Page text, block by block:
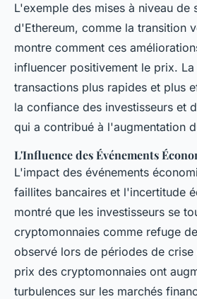
L'exemple des mises à niveau de
d'Ethereum, comme la transition
montre comment ces
influencer positivement le prix.
transactions plus rapides et plus
la confiance des investisseurs et
qui a contribué à l'augmentation
L'Influence des Événements
L'impact des événements
faillites bancaires et l'incertitude
montré que les investisseurs se
cryptomonnaies comme refuge
observé lors de périodes de
prix des cryptomonnaies ont
turbulences sur les marchés